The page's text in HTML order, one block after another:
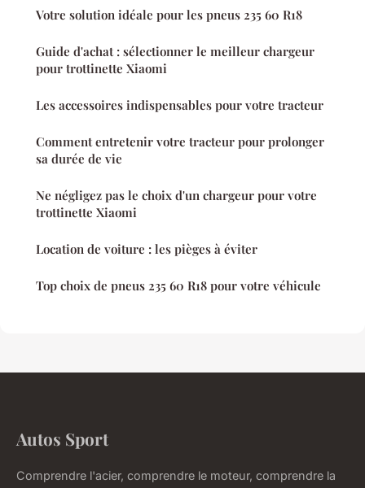
Votre solution idéale pour les pneus 235 60 R18
Guide d'achat : sélectionner le meilleur chargeur
pour trottinette Xiaomi
Les accessoires indispensables pour votre tracteur
Comment entretenir votre tracteur pour prolonger
sa durée de vie
Ne négligez pas le choix d'un chargeur pour votre
trottinette Xiaomi
Location de voiture : les pièges à éviter
Top choix de pneus 235 60 R18 pour votre véhicule
Autos Sport
Comprendre l'acier, comprendre le moteur, comprendre la